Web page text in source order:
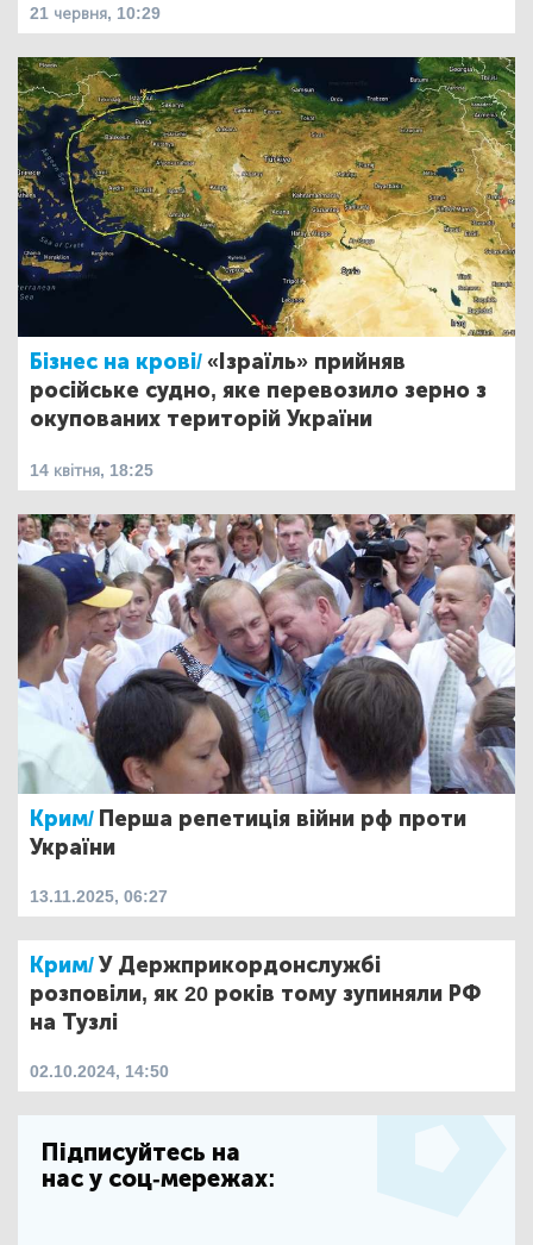
21 червня, 10:29
Бізнес на крові/«Ізраїль» прийняв
російське судно, яке перевозило зерно з
окупованих територій України
14 квітня, 18:25
Крим/ Перша репетиція війни рф проти
України
13.11.2025, 06:27
Крим/У Держприкордонслужбі
розповіли, як 20 років тому зупиняли РФ
на Тузлі
02.10.2024, 14:50
Підписуйтесь на
нас у соц-мережах: